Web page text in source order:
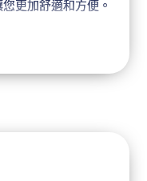
更加舒適和方便。